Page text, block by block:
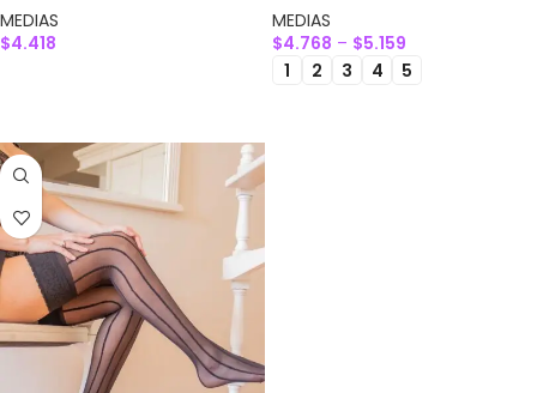
MEDIAS
$4.418
MEDIAS
$4.768 – $5.159
1
2 3 4 5